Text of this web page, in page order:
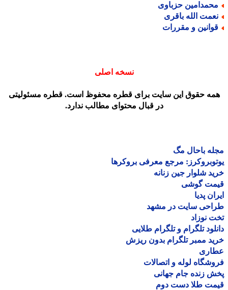
حزباوی
الله باقری
و مقررات
نسخه اصلی
حقوق این سایت برای قطره محفوظ است. قطره مسئولیتی
در قبال محتوای مطالب ندارد.
باحال مگ
مرجع معرفی بروکرها
شلوار جین زنانه
گوشی
پدیا
سایت در مشهد
نوزاد
تلگرام و تلگرام طلایی
ممبر تلگرام بدون ریزش
لوله و اتصالات
زنده جام جهانی
طلا دست دوم